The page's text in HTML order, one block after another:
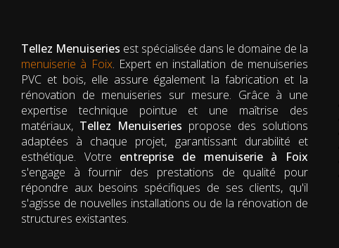
Tellez Menuiseries est spécialisée dans le domaine de la
menuiserie à Foix. Expert en installation de menuiseries
PVC et bois, elle assure également la fabrication et la
rénovation de menuiseries sur mesure. Grâce à une
expertise technique pointue et une maîtrise des
matériaux, Tellez Menuiseries propose des solutions
adaptées à chaque projet, garantissant durabilité et
esthétique. Votre entreprise de menuiserie à Foix
s'engage à fournir des prestations de qualité pour
répondre aux besoins spécifiques de ses clients, qu'il
s'agisse de nouvelles installations ou de la rénovation de
structures existantes.